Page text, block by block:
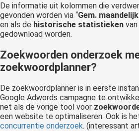
De informatie uit kolommen die
gevonden worden via “Gem.
en als de historische statistieken
gedownload worden.
Zoekwoorden onderzoek
zoekwoordplanner?
De zoekwoordplanner is in eerste
Google Adwords campagne te
net als de vorige tool voor
een website te optimaliseren. Ook is
concurrentie onderzoek. (interessant